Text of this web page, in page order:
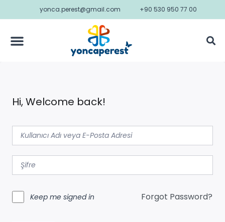
yonca.perest@gmail.com +90 530 950 77 00
Hi, Welcome back!
Keep me signed in Forgot Password?